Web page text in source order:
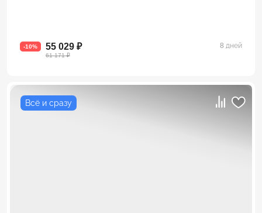
-10% 55 029 ₽
61 171 ₽
8 дней
Всё и сразу